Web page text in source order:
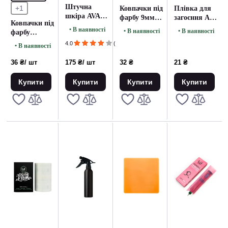
+1
Ковпачки під
фарбу
платинові
плоским
• В наявності
36 ₴/ шт
Купити
Штучна
шкіра AVA
Біла
125*125
• В наявності
4.0 (2)
175 ₴/ шт
Купити
Ковпачки під
фарбу 9мм.
червоні (50
• В наявності
32 ₴
Купити
Плівка для
загоєння AVA
Repair Film
• В наявності
21 ₴
Купити